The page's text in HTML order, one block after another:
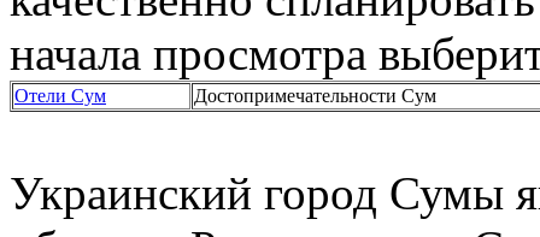
начала просмотра
Отели Сум Достопримечательности Сум
Украинский город Сумы